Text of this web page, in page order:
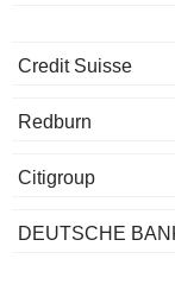
Credit Suisse
Redburn
Citigroup
DEUTSCHE